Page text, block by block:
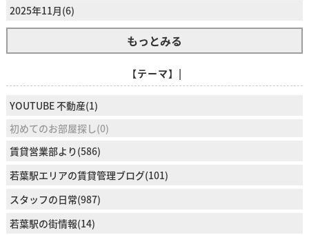
2025年11月(6)
もっとみる
【テーマ】|
YOUTUBE 不動産(1)
初めてのお部屋探し(0)
賃貸営業部より(586)
若葉駅エリアの賃貸管理ブログ(101)
スタッフの日常(987)
若葉駅の街情報(14)